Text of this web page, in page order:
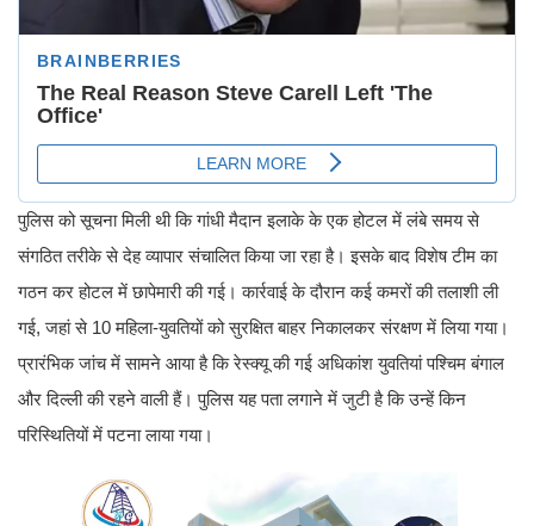
पुलिस को सूचना मिली थी कि गांधी मैदान इलाके के एक होटल में लंबे समय से
संगठित तरीके से देह व्यापार संचालित किया जा रहा है। इसके बाद विशेष टीम का
गठन कर होटल में छापेमारी की गई। कार्रवाई के दौरान कई कमरों की तलाशी ली
गई, जहां से 10 महिला-युवतियों को सुरक्षित बाहर निकालकर संरक्षण में लिया गया।
प्रारंभिक जांच में सामने आया है कि रेस्क्यू की गई अधिकांश युवतियां पश्चिम बंगाल
और दिल्ली की रहने वाली हैं। पुलिस यह पता लगाने में जुटी है कि उन्हें किन
परिस्थितियों में पटना लाया गया।